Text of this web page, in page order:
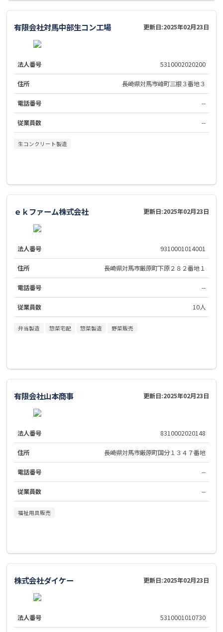
有限会社対馬中部生コン工場 更新日:2025年02月23日
法人番号 5310002020200
住所 長崎県対馬市峰町三根３番地３
電話番号 --
従業員数 --
生コンクリート製造
ｅｋファーム株式会社 更新日:2025年02月23日
法人番号 9310001014001
住所 長崎県対馬市厳原町下原２８２番地１
電話番号 --
従業員数 10人
弁当製造 惣菜宅配 惣菜製造 野菜販売
有限会社山本商事 更新日:2025年02月23日
法人番号 8310002020148
住所 長崎県対馬市厳原町国分１３４７番地
電話番号 --
従業員数 --
福祉用具販売
株式会社ダイケー 更新日:2025年02月23日
法人番号 5310001010730